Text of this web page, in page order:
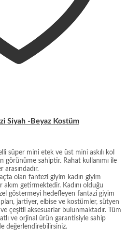
Siyah -Beyaz Kostüm
süper mini etek ve üst mini askılı kol
görünüme sahiptir. Rahat kullanımı ile
olan fantezi giyim kadın giyim
akım getirmektedir. Kadını olduğu
göstermeyi hedefleyen fantazi giyim
jartiyer, elbise ve kostümler, sütyen
çeşitli aksesuarlar bulunmaktadır. Tüm
ve orjinal ürün garantisiyle sahip
değerlendirebilirsiniz.